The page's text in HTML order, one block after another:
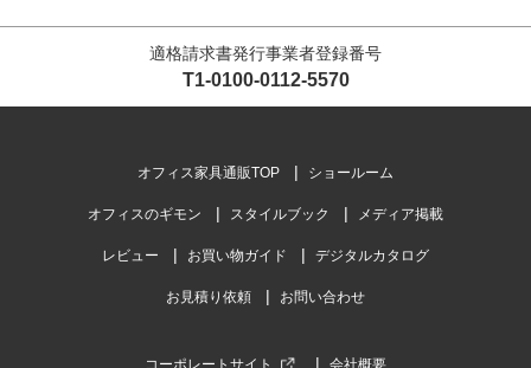
適格請求書発行事業者登録番号
T1-0100-0112-5570
オフィス家具通販TOP ショールーム
オフィスのギモン スタイルブック メディア掲載
レビュー お買い物ガイド デジタルカタログ
お見積り依頼 お問い合わせ
コーポレートサイト 会社概要